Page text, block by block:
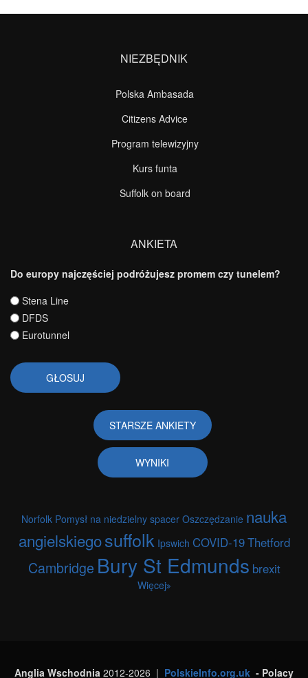
NIEZBĘDNIK
Polska Ambasada
Citizens Advice
Program telewizyjny
Kurs funta
Suffolk on board
ANKIETA
Do europy najczęściej podróżujesz promem czy tunelem?
Wybory
Stena Line
DFDS
Eurotunnel
STARSZE ANKIETY
WYNIKI
Norfolk Pomysł na niedzielny spacer Oszczędzanie nauka
angielskiegosuffolk Ipswich COVID-19Thetford
Cambridge Bury St Edmunds brexit
Więcej
Anglia Wschodnia 2012-2026 | PolskieInfo.org.uk - Polacy